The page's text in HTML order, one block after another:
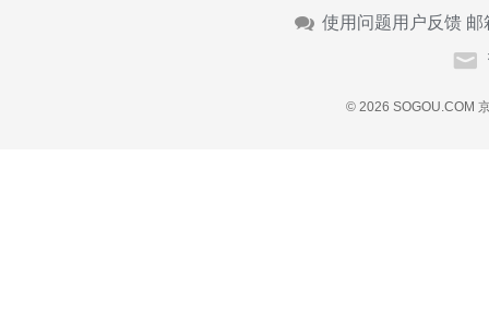
使用问题用户反馈 邮
© 2026 SOGOU.COM